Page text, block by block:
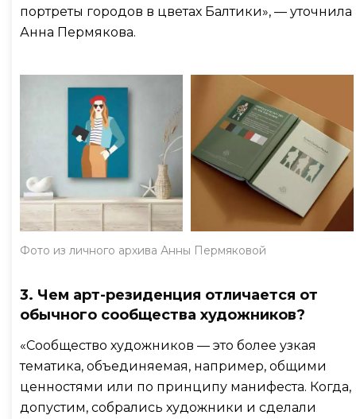
портреты городов в цветах Балтики», — уточнила
Анна Пермякова.
Фото из личного архива Анны Пермяковой
3. Чем арт-резиденция отличается от
обычного сообщества художников?
«Сообщество художников — это более узкая
тематика, объединяемая, например, общими
ценностями или по принципу манифеста. Когда,
допустим, собрались художники и сделали